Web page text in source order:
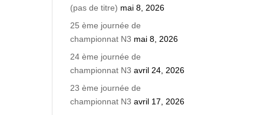
(pas de titre) mai 8, 2026
25 ème journée de
championnat N3 mai 8, 2026
24 ème journée de
championnat N3 avril 24, 2026
23 ème journée de
championnat N3 avril 17, 2026